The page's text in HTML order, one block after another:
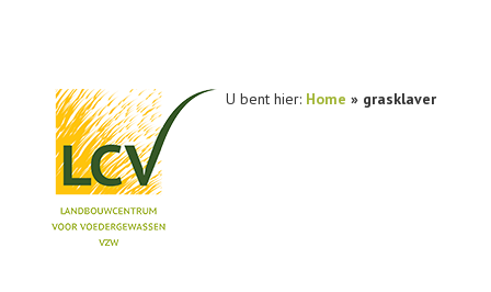
U bent hier: Home » grasklaver